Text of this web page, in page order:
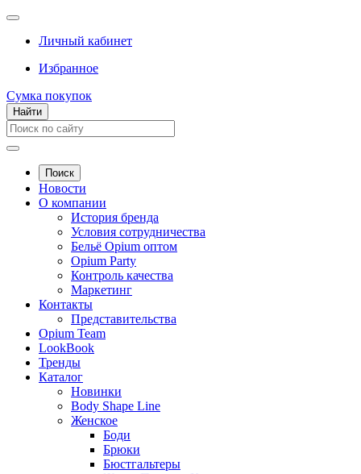
Личный кабинет
Избранное
Сумка покупок
Найти
Поиск
Новости
О компании
История бренда
Условия сотрудничества
Бельё Opium оптом
Opium Party
Контроль качества
Маркетинг
Контакты
Представительства
Opium Team
LookBook
Тренды
Каталог
Новинки
Body Shape Line
Женское
Боди
Брюки
Бюстгальтеры